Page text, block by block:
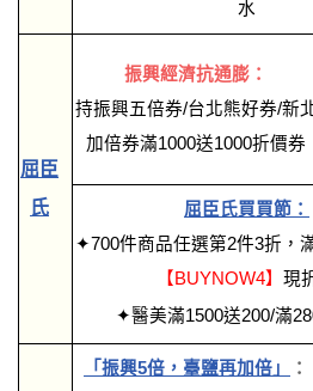
水
屈臣
氏
振興經濟抗通膨：
持振興五倍券/台北熊好券/新
加倍券滿1000送1000折價券
屈臣氏買買節：
✦700件商品任選第2件3折，
【BUYNOW4】 現
✦醫美滿1500送200/滿
「振興5倍，臺鹽再加倍」
：